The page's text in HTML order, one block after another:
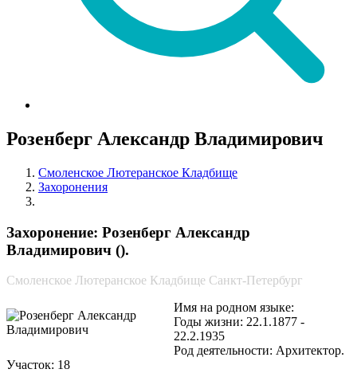
Розенберг Александр Владимирович
Смоленское Лютеранское Кладбище
Захоронения
Захоронение: Розенберг Александр
Владимирович ().
Смоленское Лютеранское Кладбище Санкт-Петербург
Имя на родном языке:
Годы жизни: 22.1.1877 -
22.2.1935
Род деятельности: Архитектор.
Участок: 18